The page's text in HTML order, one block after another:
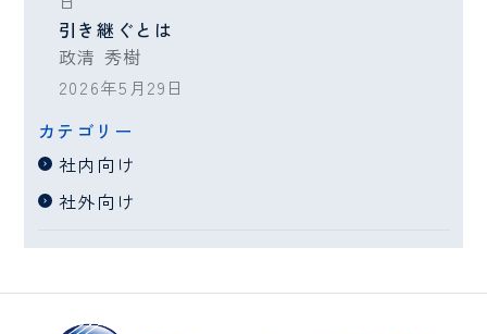
引き継ぐとは
政清 秀樹
2026年5月29日
カテゴリー
社内向け
社外向け